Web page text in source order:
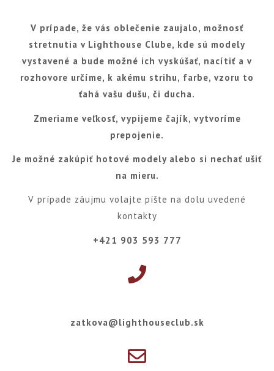
V prípade, že vás oblečenie zaujalo, možnosť
stretnutia v Lighthouse Clube, kde sú modely
vystavené a bude možné ich vyskúšať, nacítiť a v
rozhovore určíme, k akému strihu, farbe, vzoru to
ťahá vašu dušu, či ducha.
Zmeriame veľkosť, vypijeme čajík, vytvoríme
prepojenie.
Je možné zakúpiť hotové modely alebo si nechať ušiť
na mieru.
V prípade záujmu volajte píšte na dolu uvedené
kontakty
+421 903 593 777
zatkova@lighthouseclub.sk